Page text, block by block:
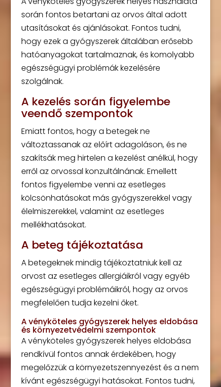
során fontos betartani az orvos által adott
utasításokat és ajánlásokat. Fontos tudni,
hogy ezek a gyógyszerek általában erősebb
hatóanyagokat tartalmaznak, és komolyabb
egészségügyi problémák kezelésére
szolgálnak.
A kezelés során figyelembe
veendő szempontok
Emiatt fontos, hogy a betegek ne
változtassanak az előírt adagoláson, és ne
szakítsák meg hirtelen a kezelést anélkül, hogy
erről az orvossal konzultálnának. Emellett
fontos figyelembe venni az esetleges
kölcsönhatásokat más gyógyszerekkel vagy
élelmiszerekkel, valamint az esetleges
mellékhatásokat.
A beteg tájékoztatása
A betegeknek mindig tájékoztatniuk kell az
orvost az esetleges allergiáikról vagy egyéb
egészségügyi problémáikról, hogy az orvos
megfelelően tudja kezelni őket.
A vényköteles gyógyszerek helyes eldobása
és környezetvédelmi szempontok
A vényköteles gyógyszerek helyes eldobása
rendkívül fontos annak érdekében, hogy
megelőzzük a környezetszennyezést és a nem
kívánt egészségügyi hatásokat. Fontos tudni,